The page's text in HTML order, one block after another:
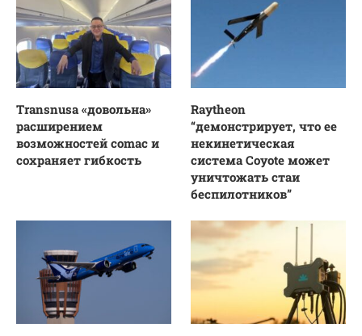
Transnusa «довольна»
расширением
возможностей comac и
сохраняет гибкость
Raytheon
“демонстрирует, что ее
некинетическая
система Coyote может
уничтожать стаи
беспилотников”